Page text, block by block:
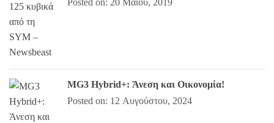
Posted on: 20 Μαΐου, 2019
MG3 Hybrid+: Άνεση και Οικονομία!
Posted on: 12 Αυγούστου, 2024